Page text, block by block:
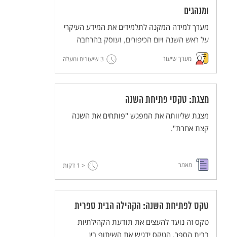
ומנהגים
מערך למידה המקנה לתלמידים את המידע העיקרי
על ראש השנה ויום הכיפורים, ועוסק בהרחבה
בערכים שעולים מהחגים האלה.
מערך שיעור 3 שיעורים ומעלה
מצגת: טקסי פתיחת השנה
מצגת שליוותה את המפגש "פותחים את השנה
קצת אחרת".
מאמר < 1 דקות
טקס לפתיחת השנה: הקהילה הבית ספרית
טקס זה נועד להעצים את תודעת הקהילתיות
בבית הספר. הטקס ידגיש את השיתוף בין